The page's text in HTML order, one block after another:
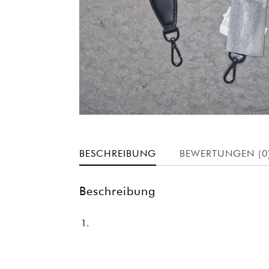
BESCHREIBUNG BEWERTUNGEN
Beschreibung